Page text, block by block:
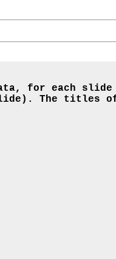
for each slide
The titles